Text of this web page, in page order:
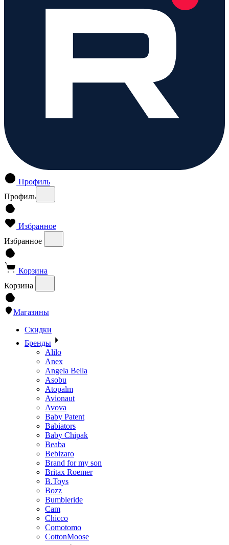
Профиль
Профиль
Избранное
Избранное
Корзина
Корзина
Магазины
Скидки
Бренды
Alilo
Anex
Angela Bella
Asobu
Atopalm
Avionaut
Avova
Baby Patent
Babiators
Baby Chipak
Beaba
Bebizaro
Brand for my son
Britax Roemer
B.Toys
Bozz
Bumbleride
Cam
Chicco
Comotomo
CottonMoose